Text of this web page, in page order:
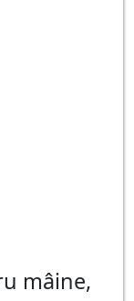
mâine,